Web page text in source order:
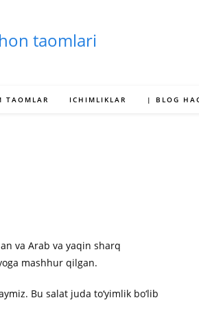
taomlari
TAOMLAR ICHIMLIKLAR | BLOG
va Arab va yaqin sharq
mashhur qilgan.
Bu salat juda to‘yimlik bo‘lib